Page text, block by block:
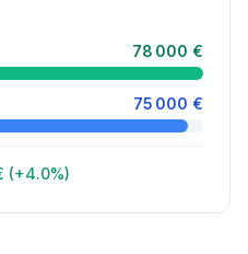
78 000 €
75 000 €
(+4.0%)